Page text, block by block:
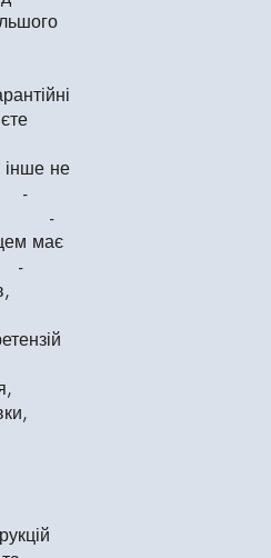
інше не
-
має